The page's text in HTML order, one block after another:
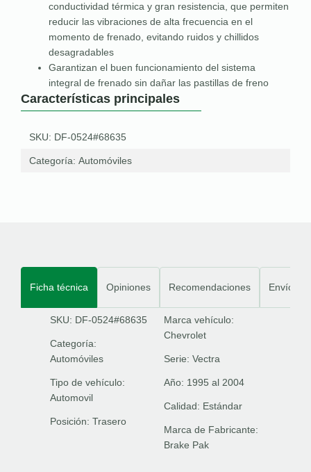
conductividad térmica y gran resistencia, que permiten
reducir las vibraciones de alta frecuencia en el
momento de frenado, evitando ruidos y chillidos
desagradables
Garantizan el buen funcionamiento del sistema
integral de frenado sin dañar las pastillas de freno
Características principales
SKU: DF-0524#68635
Categoría: Automóviles
Ficha técnica Opiniones Recomendaciones Envíos
SKU: DF-0524#68635
Categoría:
Automóviles
Tipo de vehículo:
Automovil
Posición: Trasero
Marca vehículo:
Chevrolet
Serie: Vectra
Año: 1995 al 2004
Calidad: Estándar
Marca de Fabricante:
Brake Pak